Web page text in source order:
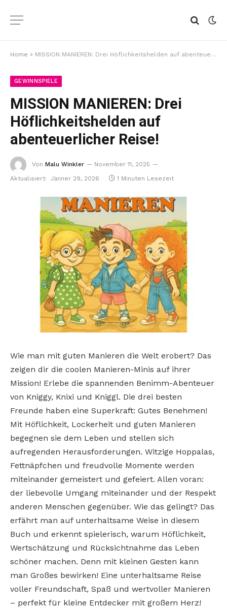
Home » MISSION MANIEREN: Drei Höflichkeitshelden auf abenteuerlicher Reise!
GEWINNSPIELE
MISSION MANIEREN: Drei
Höflichkeitshelden auf
abenteuerlicher Reise!
Von Malu Winkler
November 11, 2025
Aktualisiert:
Jänner 29, 2026 1 Minuten Lesezeit
Wie man mit guten Manieren die Welt erobert? Das
zeigen dir die coolen Manieren-Minis auf ihrer
Mission! Erlebe die spannenden Benimm-Abenteuer
von Kniggy, Knixi und Kniggl. Die drei besten
Freunde haben eine Superkraft: Gutes Benehmen!
Mit Höflichkeit, Lockerheit und guten Manieren
begegnen sie dem Leben und stellen sich
aufregenden Herausforderungen. Witzige Hoppalas,
Fettnäpfchen und freudvolle Momente werden
miteinander gemeistert und gefeiert. Allen voran:
der liebevolle Umgang miteinander und der Respekt
anderen Menschen gegenüber. Wie das gelingt? Das
erfährt man auf unterhaltsame Weise in diesem
Buch und erkennt spielerisch, warum Höflichkeit,
Wertschätzung und Rücksichtnahme das Leben
schöner machen. Denn mit kleinen Gesten kann
man Großes bewirken! Eine unterhaltsame Reise
voller Freundschaft, Spaß und wertvoller Manieren
– perfekt für kleine Entdecker mit großem Herz!